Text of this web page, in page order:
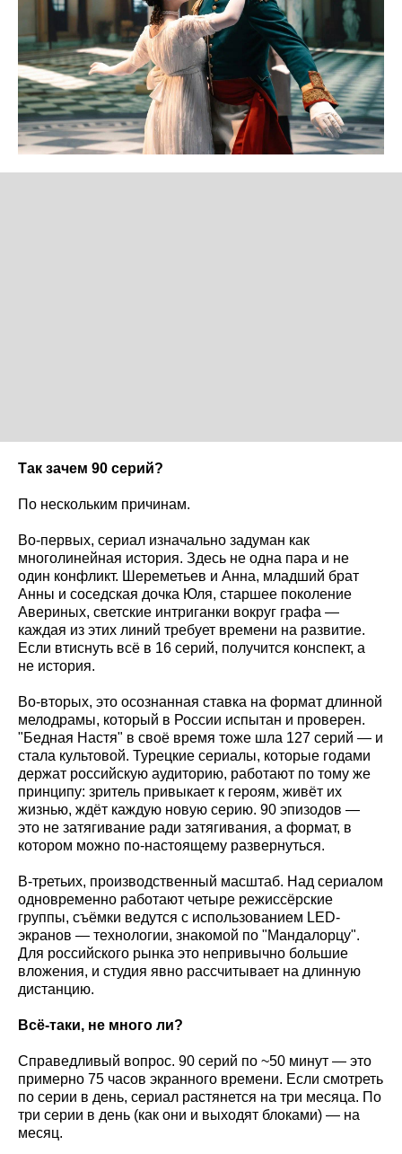
Так зачем 90 серий?
По нескольким причинам.
Во-первых, сериал изначально задуман как
многолинейная история. Здесь не одна пара и не
один конфликт. Шереметьев и Анна, младший брат
Анны и соседская дочка Юля, старшее поколение
Авериных, светские интриганки вокруг графа —
каждая из этих линий требует времени на развитие.
Если втиснуть всё в 16 серий, получится конспект, а
не история.
Во-вторых, это осознанная ставка на формат длинной
мелодрамы, который в России испытан и проверен.
"Бедная Настя" в своё время тоже шла 127 серий — и
стала культовой. Турецкие сериалы, которые годами
держат российскую аудиторию, работают по тому же
принципу: зритель привыкает к героям, живёт их
жизнью, ждёт каждую новую серию. 90 эпизодов —
это не затягивание ради затягивания, а формат, в
котором можно по-настоящему развернуться.
В-третьих, производственный масштаб. Над сериалом
одновременно работают четыре режиссёрские
группы, съёмки ведутся с использованием LED-
экранов — технологии, знакомой по "Мандалорцу".
Для российского рынка это непривычно большие
вложения, и студия явно рассчитывает на длинную
дистанцию.
Всё-таки, не много ли?
Справедливый вопрос. 90 серий по ~50 минут — это
примерно 75 часов экранного времени. Если смотреть
по серии в день, сериал растянется на три месяца. По
три серии в день (как они и выходят блоками) — на
месяц.